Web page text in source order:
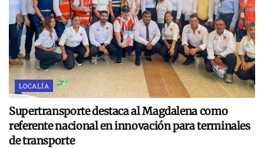
LOCALÍA
Supertransporte destaca al Magdalena como
referente nacional en innovación para terminales
de transporte